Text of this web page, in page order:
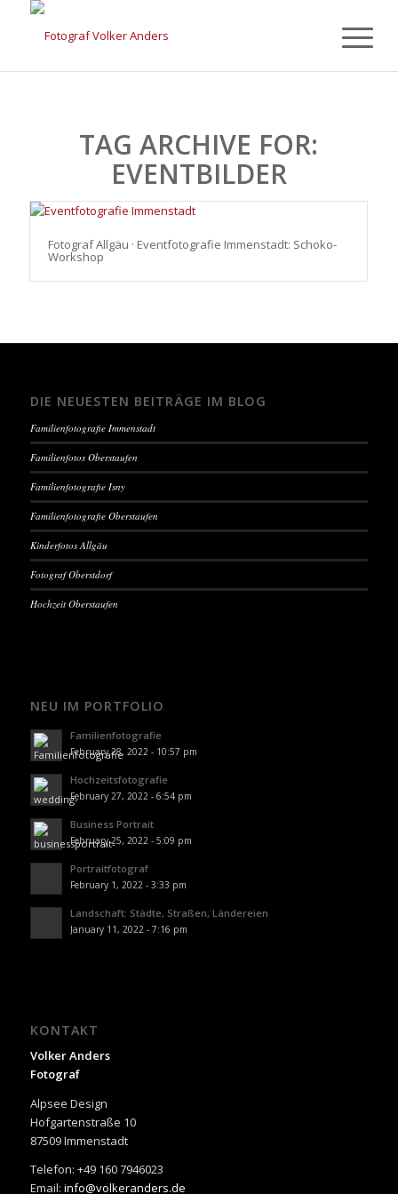
TAG ARCHIVE FOR:
EVENTBILDER
Fotograf Allgäu · Eventfotografie Immenstadt: Schoko-
Workshop
DIE NEUESTEN BEITRÄGE IM BLOG
Familienfotografie Immenstadt
Familienfotos Oberstaufen
Familienfotografie Isny
Familienfotografie Oberstaufen
Kinderfotos Allgäu
Fotograf Oberstdorf
Hochzeit Oberstaufen
NEU IM PORTFOLIO
Familienfotografie
February 28, 2022 - 10:57 pm
Hochzeitsfotografie
February 27, 2022 - 6:54 pm
Business Portrait
February 25, 2022 - 5:09 pm
Portraitfotograf
February 1, 2022 - 3:33 pm
Landschaft: Städte, Straßen, Ländereien
January 11, 2022 - 7:16 pm
KONTAKT
Volker Anders
Fotograf
Alpsee Design
Hofgartenstraße 10
87509 Immenstadt
Telefon: +49 160 7946023
Email: info@volkeranders.de